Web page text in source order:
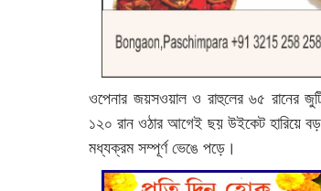
ওপেনার জয়সওয়াল ও রাহুলের ৬৫ রানের
১২০ রান ওঠার আগেই ছয় উইকেট হারিয়ে
মধ্যক্রম সম্পূর্ণ ভেঙে পড়ে।